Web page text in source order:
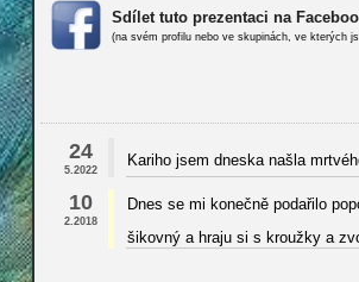
Sdílet tuto prezentaci na
(na svém profilu nebo ve skupinách, ve kterých
24
5.2022
Kariho jsem dneska našla
10
2.2018
Dnes se mi konečně podařilo
šikovný a hraju si s kroužky a